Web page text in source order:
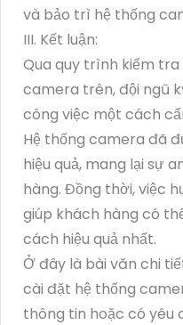
và bảo trì hệ thống
III. Kết luận:
Qua quy trình kiểm
camera trên, đội ngũ
công việc một cách
Hệ thống camera đã
hiệu quả, mang lại sự
hàng. Đồng thời, việc
giúp khách hàng có
cách hiệu quả nhất.
Ở đây là bài văn chi
cài đặt hệ thống
thông tin hoặc có yêu